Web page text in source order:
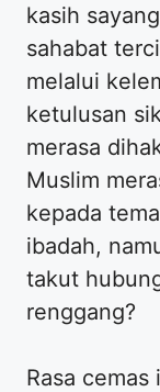
kasih
sahabat
melalui
ketulusan
merasa
Muslim
kepada
ibadah,
takut
renggang?
Rasa